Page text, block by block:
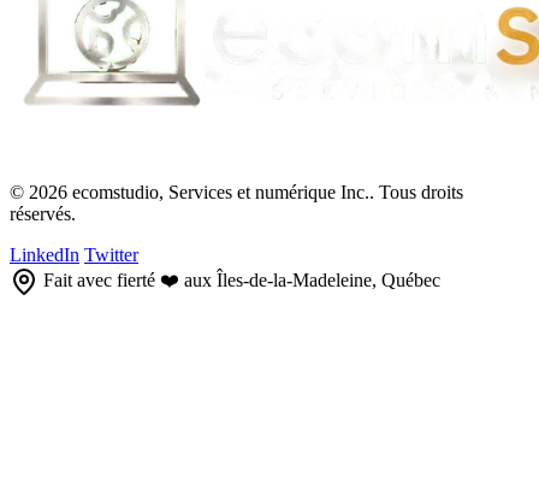
© 2026 ecomstudio, Services et numérique Inc.. Tous droits
réservés.
LinkedIn Twitter
Fait avec fierté ❤️ aux Îles-de-la-Madeleine, Québec